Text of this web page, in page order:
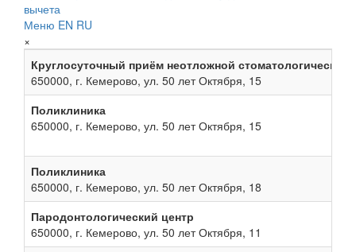
вычета
Меню EN RU
×
Круглосуточный приём неотложной
650000, г. Кемерово, ул. 50 лет Октября, 15
Поликлиника
650000, г. Кемерово, ул. 50 лет Октября, 15
Поликлиника
650000, г. Кемерово, ул. 50 лет Октября, 18
Пародонтологический центр
650000, г. Кемерово, ул. 50 лет Октября, 11